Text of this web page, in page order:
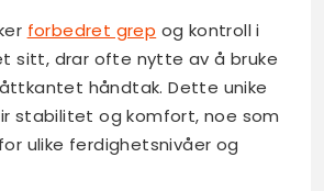
forbedret grep og kontroll i
sitt, drar ofte nytte av å bruke
håndtak. Dette unike
stabilitet og komfort, noe som
ulike ferdighetsnivåer og